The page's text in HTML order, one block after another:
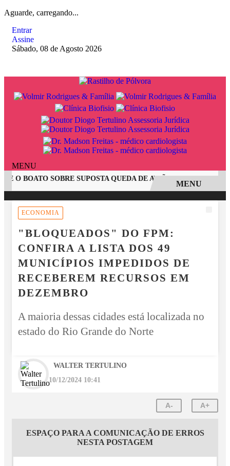
Aguarde, carregando...
Entrar
Assine
Sábado, 08 de Agosto 2026
MENU
O BOATO SOBRE SUPOSTA QUEDA DE AVIÃO COM JOVENS
MENU
ECONOMIA
"BLOQUEADOS" DO FPM:
CONFIRA A LISTA DOS 49
MUNICÍPIOS IMPEDIDOS DE
RECEBEREM RECURSOS EM
DEZEMBRO
A maioria dessas cidades está localizada no
estado do Rio Grande do Norte
WALTER TERTULINO
10/12/2024 10:41
A- A+
ESPAÇO PARA A COMUNICAÇÃO DE ERROS
NESTA POSTAGEM